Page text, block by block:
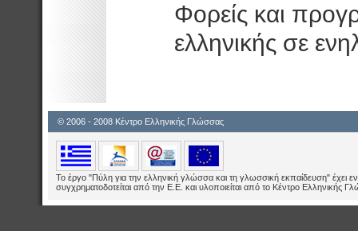
Φορείς και
ελληνικής σε
© 2006 - 2008 Κέντρο Ελληνικής Γλώσσας
Το έργο "Πύλη για την ελληνική γλώσσα και τη γλωσσική εκπαίδευση" έχει
συγχρηματοδοτείται από την Ε.E. και υλοποιείται από το Κέντρο Ελληνικής